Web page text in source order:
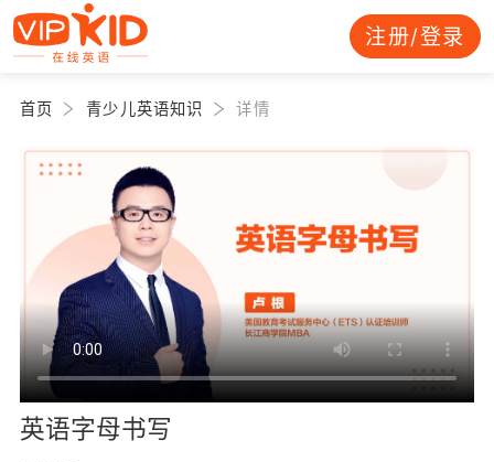
注册/登录
首页 青少儿英语知识 详情
英语字母书写